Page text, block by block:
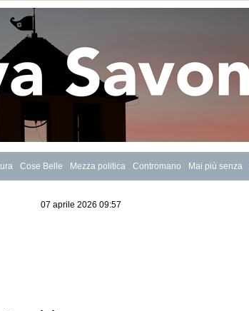
Cose Belle Mezza politica Contromano Mai più senza
07 aprile 2026 09:57